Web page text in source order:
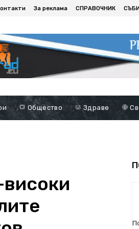
За реклама СПРАВОЧНИК
Общество Здраве